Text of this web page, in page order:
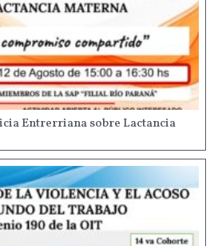
Entrerriana sobre Lactancia